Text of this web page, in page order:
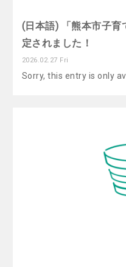
(日本語) 「熊本市子育
定されました！
2026.02.27 Fri
Sorry, this entry is only